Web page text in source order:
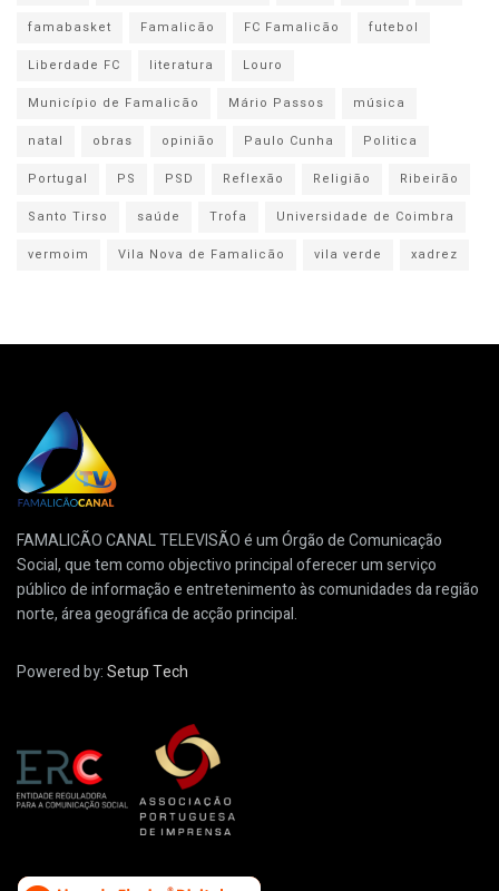
famabasket
Famalicão FC Famalicão
futebol
Liberdade FC
literatura
Louro
Município de Famalicão
Mário Passos
música
natal
obras opinião Paulo Cunha
Politica
Portugal
PS PSD Reflexão Religião
Ribeirão
Santo Tirso
saúde Trofa
Universidade de Coimbra
vermoim
Vila Nova de Famalicão vila verde xadrez
FAMALICÃO CANAL TELEVISÃO é um Órgão de Comunicação
Social, que tem como objectivo principal oferecer um serviço
público de informação e entretenimento às comunidades da região
norte, área geográfica de acção principal.
Powered by:Setup Tech